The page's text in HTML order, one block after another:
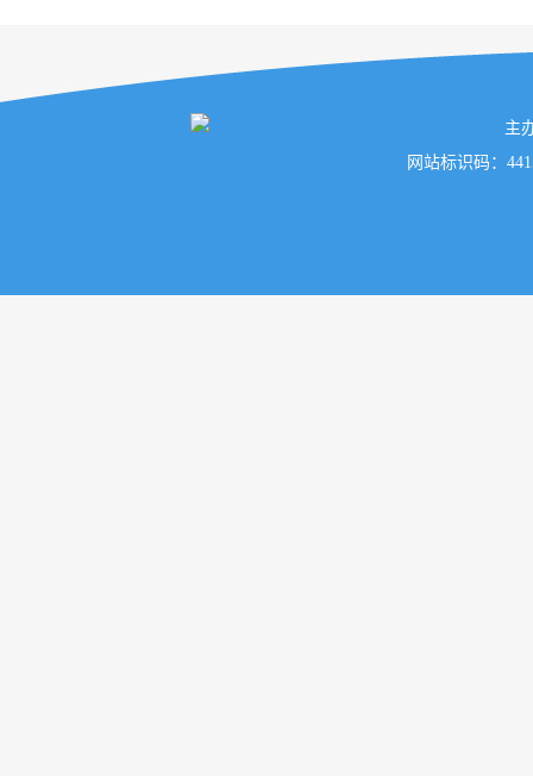
主
网站标识码：